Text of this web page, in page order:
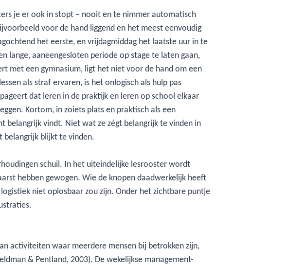
je er ook in stopt – nooit en te nimmer automatisch
voor de hand liggend en het meest eenvoudig
het eerste, en vrijdagmiddag het laatste uur in te
lange, aaneengesloten periode op stage te laten gaan,
met een gymnasium, ligt het niet voor de hand om een
als straf ervaren, is het onlogisch als hulp pas
dat leren in de praktijk en leren op school elkaar
Kortom, in zoiets plats en praktisch als een
belangrijk vindt. Niet wat ze zégt belangrijk te vinden in
belangrijk blijkt te vinden.
schuil. In het uiteindelijke lesrooster wordt
hebben gewogen. Wie de knopen daadwerkelijk heeft
niet oplosbaar zou zijn. Onder het zichtbare puntje
activiteiten waar meerdere mensen bij betrokken zijn,
& Pentland, 2003). De wekelijkse management-